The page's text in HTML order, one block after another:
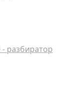
разбиратор